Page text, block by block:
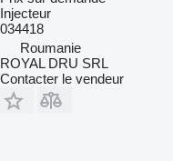
Injecteur
034418
Roumanie
ROYAL DRU SRL
Contacter le vendeur